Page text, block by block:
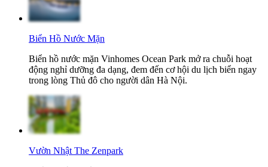
Biển Hồ Nước Mặn
Biển hồ nước mặn Vinhomes Ocean Park mở ra chuỗi hoạt
động nghỉ dưỡng đa dạng, đem đến cơ hội du lịch biển ngay
trong lòng Thủ đô cho người dân Hà Nội.
Vườn Nhật The Zenpark